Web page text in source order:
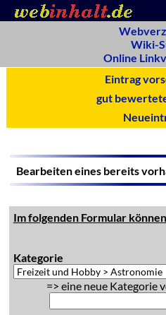
Wiki-
Online
Eintrag
gut
Bearbeiten eines bereits
Im folgenden Formular
Kategorie
=> eine neue Kategorie